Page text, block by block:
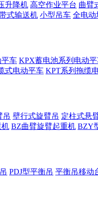
升降机 高空作业平台 曲臂
式输送机 小型吊车 全电动
车 KPX蓄电池系列电动
式电动平车 KPT系列拖缆
吊 壁行式旋臂吊 定柱式悬
机 BZ曲臂旋臂起重机 BZY
PDJ型平衡吊 平衡吊移动